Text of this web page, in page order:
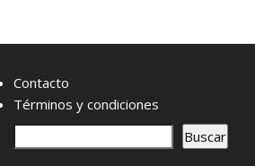
Contacto
Términos y condiciones
u
Buscar